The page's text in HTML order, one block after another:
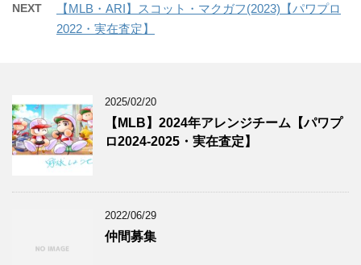
NEXT
【MLB・ARI】スコット・マクガフ(2023)【パワプロ
2022・実在査定】
2025/02/20
【MLB】2024年アレンジチーム【パワプ
ロ2024-2025・実在査定】
2022/06/29
仲間募集